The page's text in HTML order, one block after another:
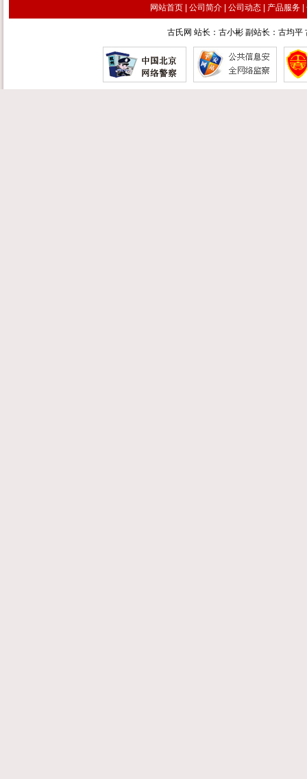
网站首页| 公司简介| 公司动态| 产品服务|
古氏网 站长：古小彬 副站长：古均